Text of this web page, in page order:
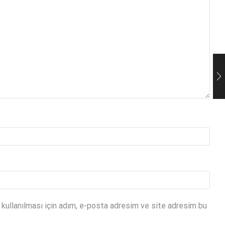
için adım, e-posta adresim ve site adresim bu